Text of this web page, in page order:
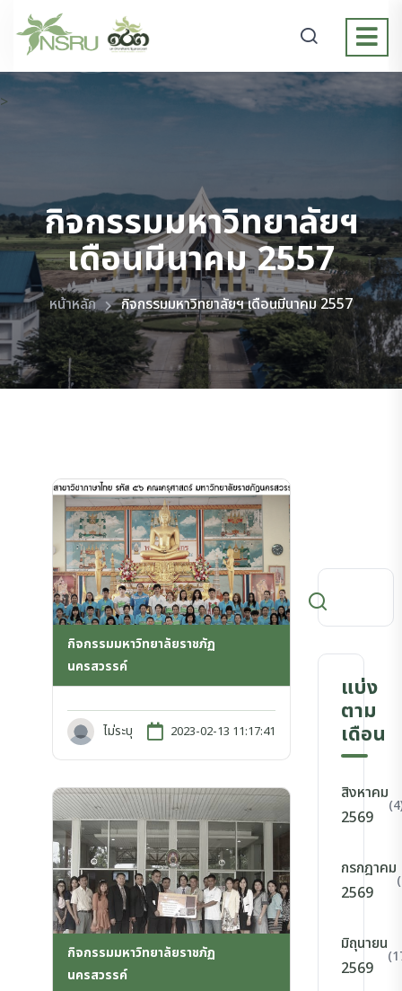
>
กิจกรรมมหาวิทยาลัยฯ
เดือนมีนาคม 2557
หน้าหลัก กิจกรรมมหาวิทยาลัยฯ เดือนมีนาคม 2557
กิจกรรมมหาวิทยาลัยราชภัฏ
นครสวรรค์
ไม่ระบุ 2023-02-13 11:17:41
กิจกรรมมหาวิทยาลัยราชภัฏ
นครสวรรค์
แบ่ง
ตาม
เดือน
สิงหาคม
2569
กรกฎาคม
2569
มิถุนายน
2569